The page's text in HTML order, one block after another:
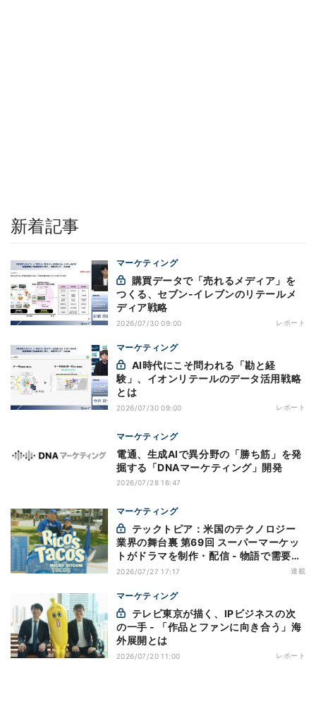
新着記事
マーケティング
つくる、セブン-イレブンのリテールメ
ディア戦略
2026/07/30 09:00 レポート
マーケティング
験」、イオンリテールのデータ活用戦略
とは
2026/07/30 09:00 レポート
マーケティング
電通、生成AIで異分野の「勝ち筋」を発
掘する「DNAマーケティング」開発
2026/07/28 16:47
マーケティング
業界の舞台裏 第69回 スーパーマーケッ
トがドラマを制作・配信 - 物語で需要を
演出する小売メディア
2026/07/27 17:17 連載
マーケティング
の一手 - 「作品とファンに向き合う」海
外展開とは
2026/07/20 11:00 レポート